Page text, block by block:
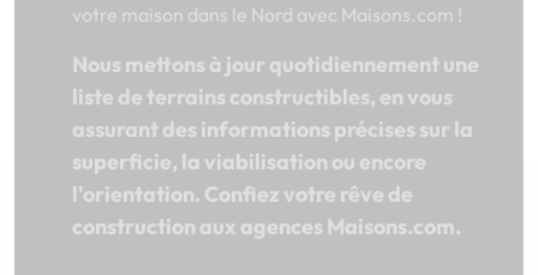
votre maison dans le Nord avec Maisons.com !
Nous mettons à jour quotidiennement une
liste de terrains constructibles, en vous
assurant des informations précises sur la
superficie, la viabilisation ou encore
l'orientation. Confiez votre rêve de
construction aux agences Maisons.com.